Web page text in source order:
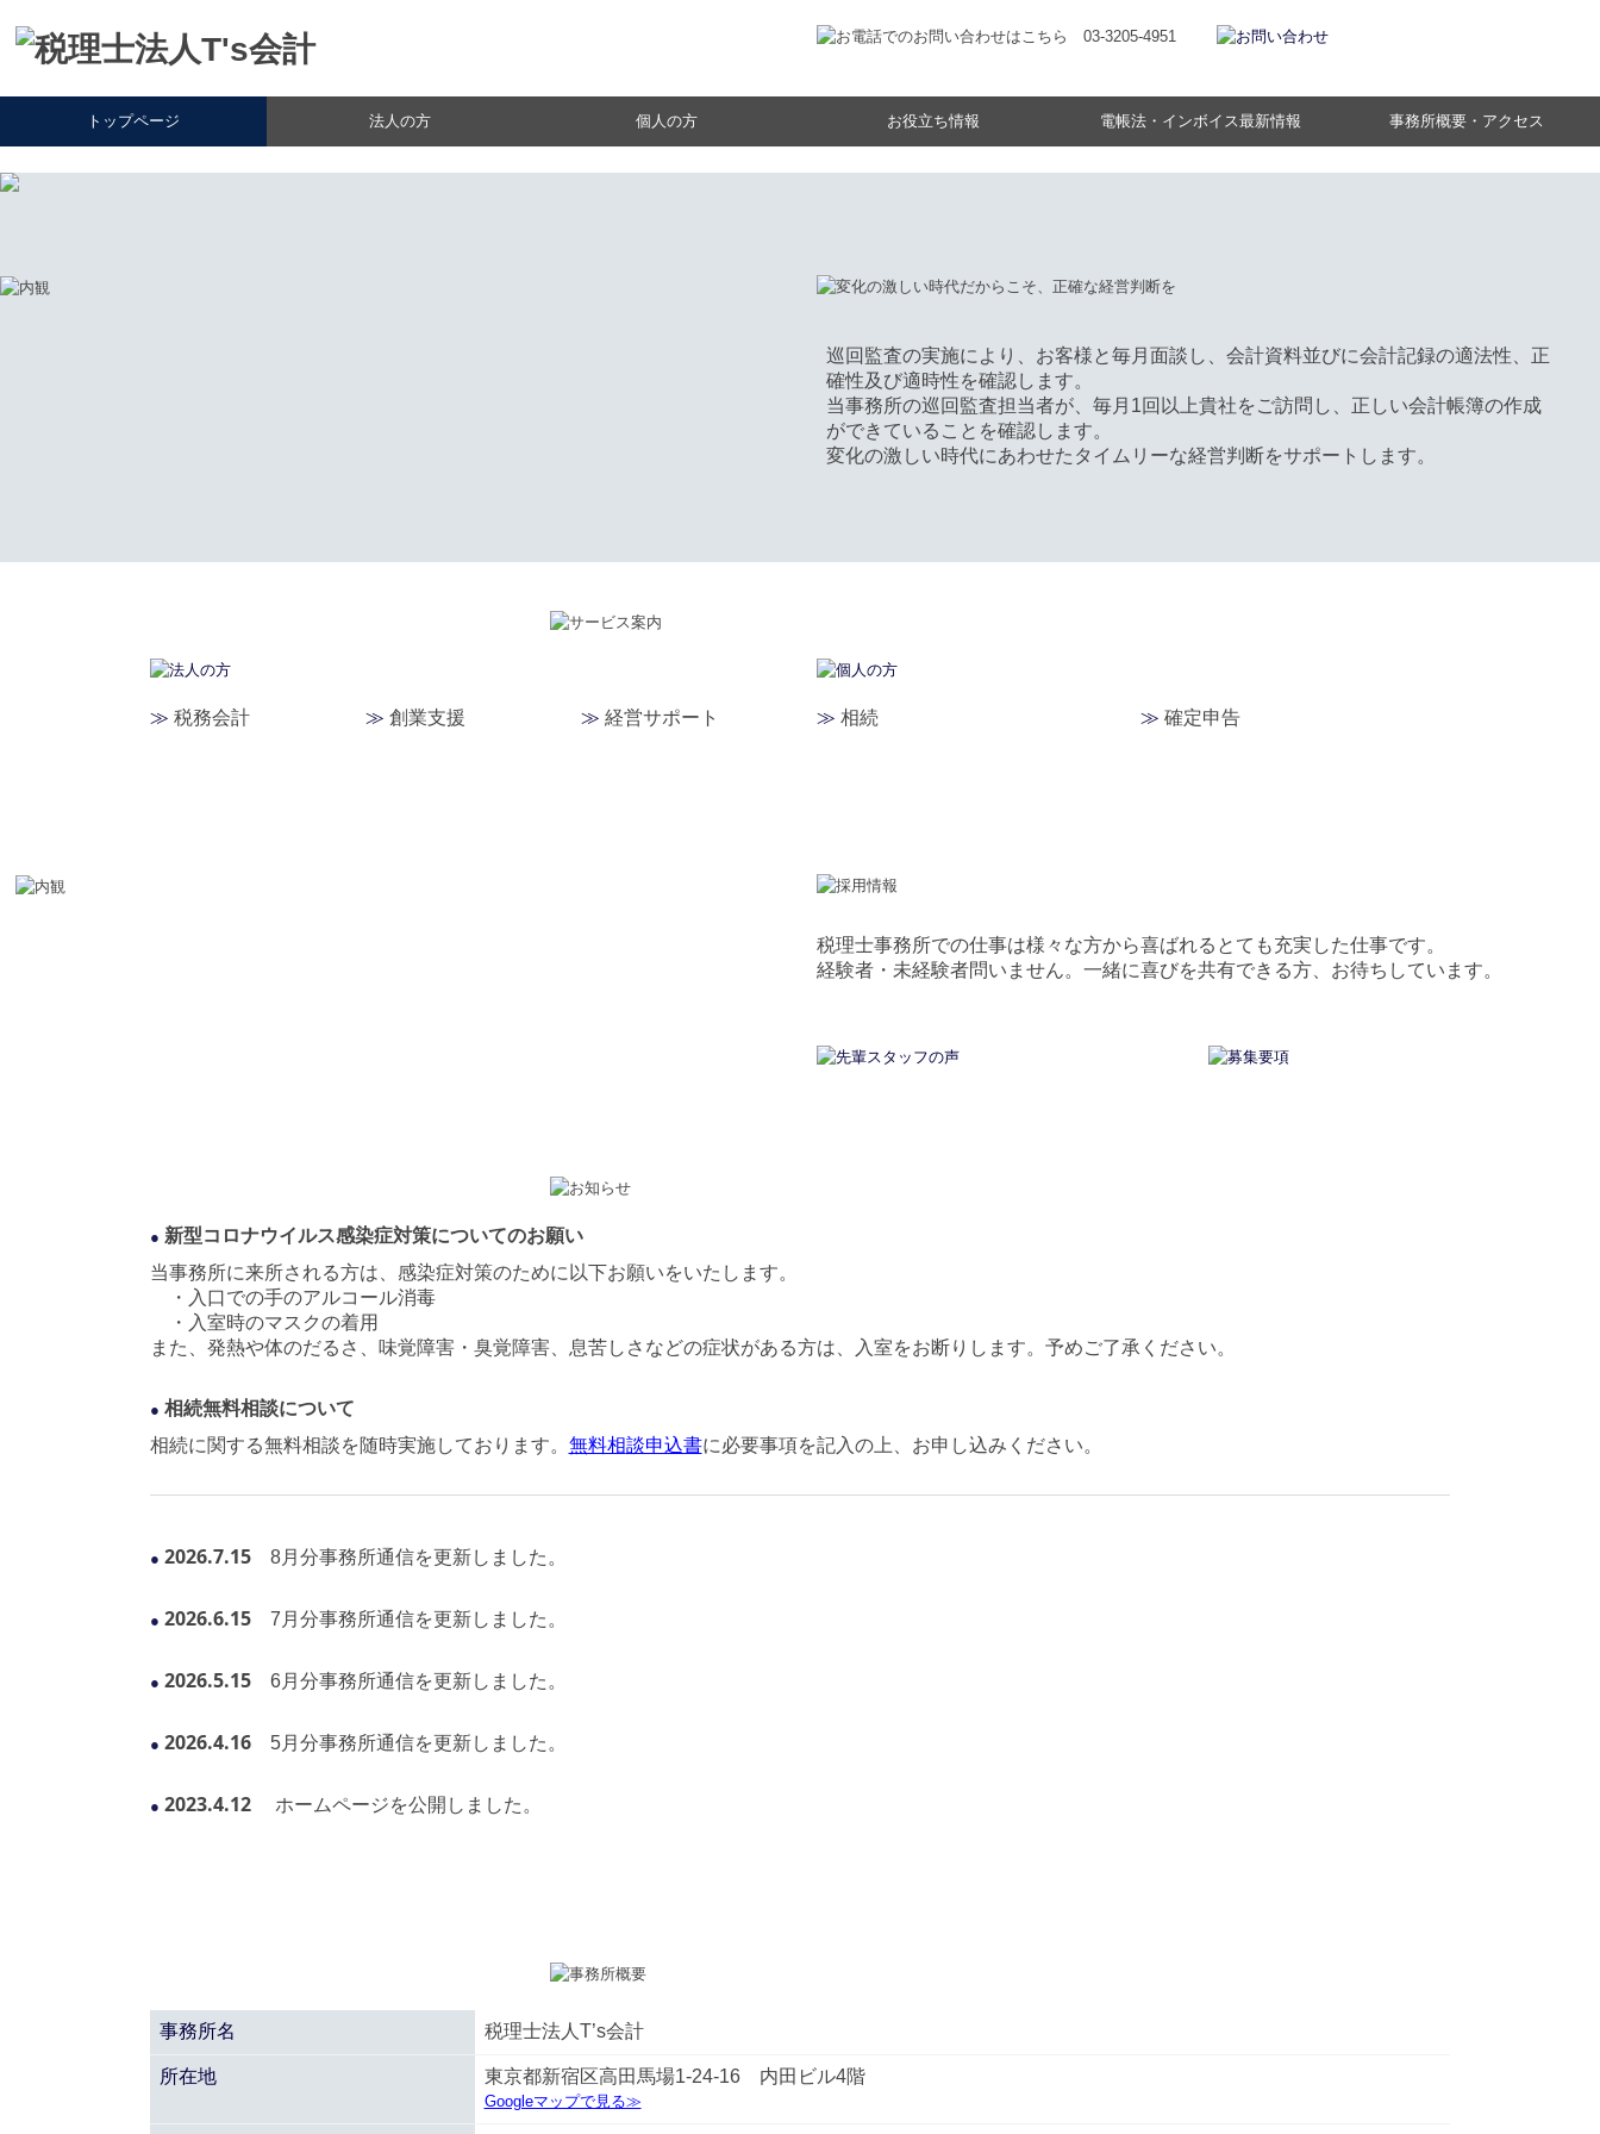
トップページ 法人の方 個人の方 お役立ち情報
税務カレンダー
経営者オススメ情報
補助金・助成金・融資情報
相続税額の早見表
国の共済制度活用コーナー
電帳法・インボイス最新情報 事務所概要・アクセス
ご挨拶
採用情報
先輩インタビュー
事務所通信
巡回監査の実施により、お客様と毎月面談し、会計資料並びに会計記録の適法性、正
確性及び適時性を確認します。
当事務所の巡回監査担当者が、毎月1回以上貴社をご訪問し、正しい会計帳簿の作成
ができていることを確認します。
変化の激しい時代にあわせたタイムリーな経営判断をサポートします。
≫ 税務会計 ≫ 創業支援 ≫ 経営サポート ≫ 相続 ≫ 確定申告
税理士事務所での仕事は様々な方から喜ばれるとても充実した仕事です。
経験者・未経験者問いません。一緒に喜びを共有できる方、お待ちしています。
● 新型コロナウイルス感染症対策についてのお願い
当事務所に来所される方は、感染症対策のために以下お願いをいたします。
・入口での手のアルコール消毒
・入室時のマスクの着用
また、発熱や体のだるさ、味覚障害・臭覚障害、息苦しさなどの症状がある方は、入室をお断りします。予めご了承ください。
● 相続無料相談について
相続に関する無料相談を随時実施しております。 無料相談申込書に必要事項を記入の上、お申し込みください。
● 2026.7.15 8月分事務所通信を更新しました。
● 2026.6.15 7 月分事務所通信を更新しました。
● 2026.5.15 6月分事務所通信を更新しました。
● 2026.4.16 5月分事務所通信を更新しました。
● 2023.4.12 ホームページを公開しました。
事務所名 税理士法人T’s会計
所在地 東京都新宿区高田馬場1-24-16 内田ビル4階
Googleマップで見る≫